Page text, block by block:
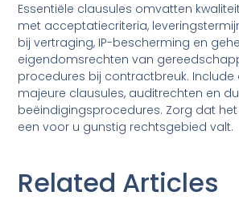
Essentiële clausules omvatten
met acceptatiecriteria,
bij vertraging, IP-bescherming en
eigendomsrechten van
procedures bij contractbreuk. Include
majeure clausules, auditrechten en
beëindigingsprocedures. Zorg dat
een voor u gunstig rechtsgebied valt.
Related Articles